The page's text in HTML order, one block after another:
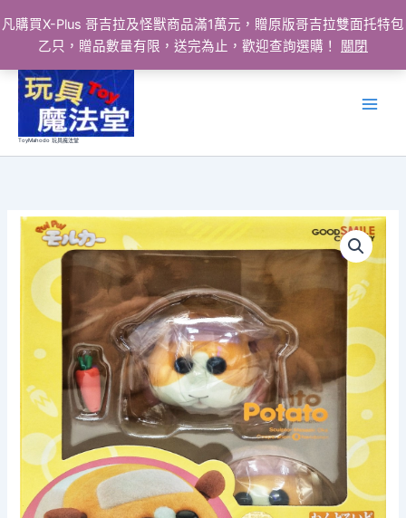
凡購買X-Plus 哥吉拉及怪獸商品滿1萬元，贈原版哥吉拉雙面托特包
乙只，贈品數量有限，送完為止，歡迎查詢選購！
關閉
ToyMahodo 玩具魔法堂